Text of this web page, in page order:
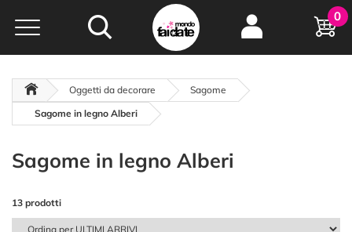
Hobby e
creatività...
oltre 15 anni online
0
Oggetti da decorare
Sagome
Sagome in legno Alberi
Sagome in legno Alberi
13 prodotti